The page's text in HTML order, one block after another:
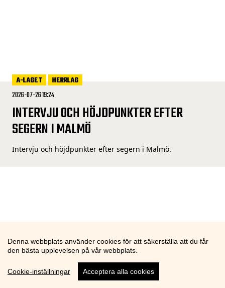
A-LAGET HERRLAG
2026-07-26 19:24
INTERVJU OCH HÖJDPUNKTER EFTER
SEGERN I MALMÖ
Intervju och höjdpunkter efter segern i Malmö.
Denna webbplats använder cookies för att säkerställa att du får
den bästa upplevelsen på vår webbplats.
Cookie-inställningar Acceptera alla cookies